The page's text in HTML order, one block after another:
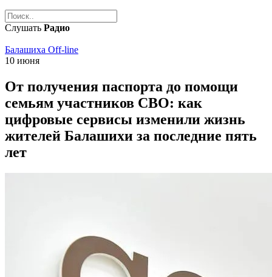
Слушать Радио
Балашиха Off-line
10 июня
От получения паспорта до помощи
семьям участников СВО: как
цифровые сервисы изменили жизнь
жителей Балашихи за последние пять
лет